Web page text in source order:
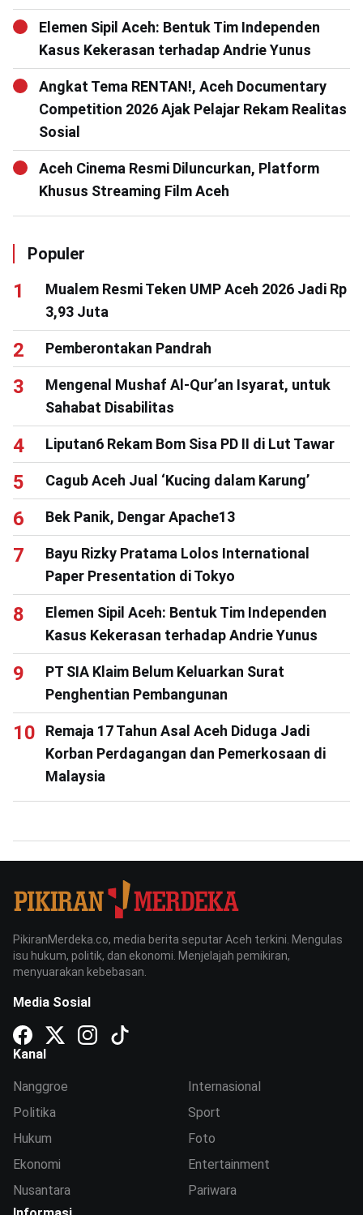
Elemen Sipil Aceh: Bentuk Tim Independen
Kasus Kekerasan terhadap Andrie Yunus
Angkat Tema RENTAN!, Aceh Documentary
Competition 2026 Ajak Pelajar Rekam Realitas
Sosial
Aceh Cinema Resmi Diluncurkan, Platform
Khusus Streaming Film Aceh
Populer
Mualem Resmi Teken UMP Aceh 2026 Jadi Rp
3,93 Juta
Pemberontakan Pandrah
Mengenal Mushaf Al-Qur’an Isyarat, untuk
Sahabat Disabilitas
Liputan6 Rekam Bom Sisa PD II di Lut Tawar
Cagub Aceh Jual ‘Kucing dalam Karung’
Bek Panik, Dengar Apache13
Bayu Rizky Pratama Lolos International
Paper Presentation di Tokyo
Elemen Sipil Aceh: Bentuk Tim Independen
Kasus Kekerasan terhadap Andrie Yunus
PT SIA Klaim Belum Keluarkan Surat
Penghentian Pembangunan
Remaja 17 Tahun Asal Aceh Diduga Jadi
Korban Perdagangan dan Pemerkosaan di
Malaysia
PikiranMerdeka.co, media berita seputar Aceh terkini. Mengulas
isu hukum, politik, dan ekonomi. Menjelajah pemikiran,
menyuarakan kebebasan.
Media Sosial
Kanal
Nanggroe
Politika
Hukum
Ekonomi
Nusantara
Internasional
Sport
Foto
Entertainment
Pariwara